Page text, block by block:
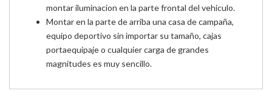
montar iluminacion en la parte frontal del vehiculo.
Montar en la parte de arriba una casa de campaña,
equipo deportivo sin importar su tamaño, cajas
portaequipaje o cualquier carga de grandes
magnitudes es muy sencillo.